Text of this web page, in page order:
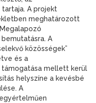
A projekt
meghatározott
A
közösségek”
és a
támogatása mellett kerül
helyszíne a kevésbé
A